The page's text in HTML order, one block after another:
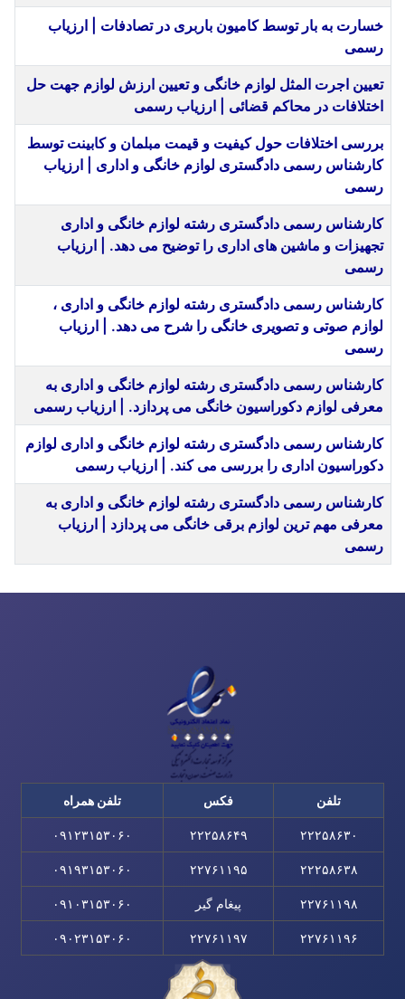
خسارت به بار توسط کامیون باربری در تصادفات | ارزیاب
رسمی
تعیین اجرت المثل لوازم خانگی و تعیین ارزش لوازم جهت حل
اختلافات در محاکم قضائی | ارزیاب رسمی
بررسی اختلافات حول کیفیت و قیمت مبلمان و کابینت توسط
کارشناس رسمی دادگستری لوازم خانگی و اداری | ارزیاب
رسمی
کارشناس رسمی دادگستری رشته لوازم خانگی و اداری
تجهیزات و ماشین های اداری را توضیح می دهد. | ارزیاب
رسمی
کارشناس رسمی دادگستری رشته لوازم خانگی و اداری ،
لوازم صوتی و تصویری خانگی را شرح می دهد. | ارزیاب
رسمی
کارشناس رسمی دادگستری رشته لوازم خانگی و اداری به
معرفی لوازم دکوراسیون خانگی می پردازد. | ارزیاب رسمی
کارشناس رسمی دادگستری رشته لوازم خانگی و اداری لوازم
دکوراسیون اداری را بررسی می کند. | ارزیاب رسمی
کارشناس رسمی دادگستری رشته لوازم خانگی و اداری به
معرفی مهم ترین لوازم برقی خانگی می پردازد | ارزیاب
رسمی
تلفن فکس تلفن همراه
۲۲۲۵۸۶۳۰ ۲۲۲۵۸۶۴۹ ۰۹۱۲۳۱۵۳۰۶۰
۲۲۲۵۸۶۳۸ ۲۲۷۶۱۱۹۵ ۰۹۱۹۳۱۵۳۰۶۰
۲۲۷۶۱۱۹۸ پیغام گیر ۰۹۱۰۳۱۵۳۰۶۰
۲۲۷۶۱۱۹۶ ۲۲۷۶۱۱۹۷ ۰۹۰۲۳۱۵۳۰۶۰